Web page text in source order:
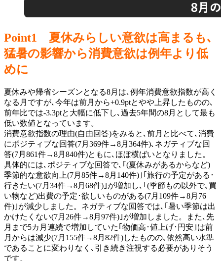
Point1 夏休みらしい意欲は高まるも､
猛暑の影響から消費意欲は例年より低
めに
夏休みや帰省シーズンとなる8月は､例年消費意欲指数が高く
なる月ですが､今年は前月から+0.9ptとやや上昇したものの､
前年比では-3.3ptと大幅に低下し､過去5年間の8月として最も
低い数値となっています。
消費意欲指数の理由(自由回答)をみると､前月と比べて､消費
にポジティブな回答(7月369件→8月364件)､ネガティブな回
答(7月861件→8月840件)ともに､ほぼ横ばいとなりました。
具体的には､ポジティブな回答で､｢(夏休みがあるからなど)
季節的な意欲向上(7月85件→8月140件)｣｢旅行の予定がある･
行きたい(7月34件→8月68件)｣が増加し､｢(季節もの以外で､買
い物など)出費の予定･欲しいものがある(7月109件→8月76
件)｣が減少しました。ネガティブな回答では､｢暑い季節は出
かけたくない(7月26件→8月97件)｣が増加しました。また､先
月まで5カ月連続で増加していた｢物価高･値上げ･円安｣は前
月からは減少(7月155件→8月82件)したものの､依然高い水準
であることに変わりなく､引き続き注視する必要がありそう
です。